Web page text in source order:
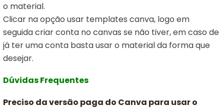
o material.
Clicar na opção usar templates canva, logo em
seguida criar conta no canvas se não tiver, em caso de
já ter uma conta basta usar o material da forma que
desejar.
Dúvidas Frequentes
Preciso da versão paga do Canva para usar o